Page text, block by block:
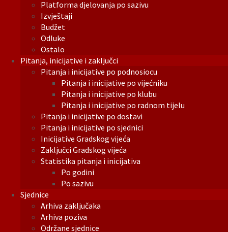
Platforma djelovanja po sazivu
Izvještaji
Budžet
Odluke
Ostalo
Pitanja, inicijative i zaključci
Pitanja i inicijative po podnosiocu
Pitanja i inicijative po vijećniku
Pitanja i inicijative po klubu
Pitanja i inicijative po radnom tijelu
Pitanja i inicijative po dostavi
Pitanja i inicijative po sjednici
Inicijative Gradskog vijeća
Zaključci Gradskog vijeća
Statistika pitanja i inicijativa
Po godini
Po sazivu
Sjednice
Arhiva zaključaka
Arhiva poziva
Održane sjednice